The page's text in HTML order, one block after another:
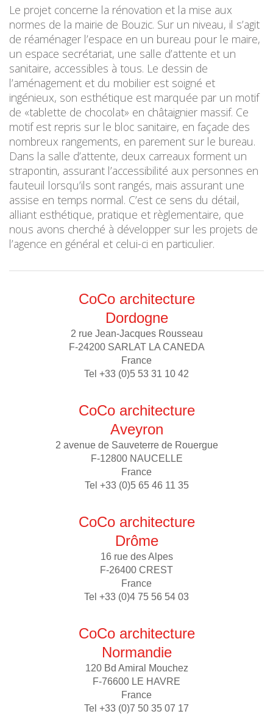
Le projet concerne la rénovation et la mise aux
normes de la mairie de Bouzic. Sur un niveau, il s’agit
de réaménager l’espace en un bureau pour le maire,
un espace secrétariat, une salle d’attente et un
sanitaire, accessibles à tous. Le dessin de
l’aménagement et du mobilier est soigné et
ingénieux, son esthétique est marquée par un motif
de «tablette de chocolat» en châtaignier massif. Ce
motif est repris sur le bloc sanitaire, en façade des
nombreux rangements, en parement sur le bureau.
Dans la salle d’attente, deux carreaux forment un
strapontin, assurant l’accessibilité aux personnes en
fauteuil lorsqu’ils sont rangés, mais assurant une
assise en temps normal. C’est ce sens du détail,
alliant esthétique, pratique et règlementaire, que
nous avons cherché à développer sur les projets de
l’agence en général et celui-ci en particulier.
CoCo architecture
Dordogne
2 rue Jean-Jacques Rousseau
F-24200 SARLAT LA CANEDA
France
Tel +33 (0)5 53 31 10 42
CoCo architecture
Aveyron
2 avenue de Sauveterre de Rouergue
F-12800 NAUCELLE
France
Tel +33 (0)5 65 46 11 35
CoCo architecture
Drôme
16 rue des Alpes
F-26400 CREST
France
Tel +33 (0)4 75 56 54 03
CoCo architecture
Normandie
120 Bd Amiral Mouchez
F-76600 LE HAVRE
France
Tel +33 (0)7 50 35 07 17